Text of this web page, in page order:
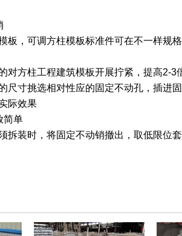
板，可调方柱模板标准件可在不一样规
对方柱工程建筑模板开展拧紧，提高2-
尺寸挑选相对性应的固定不动孔，插进
际效果
简单
拆装时，将固定不动销撤出，取低限位